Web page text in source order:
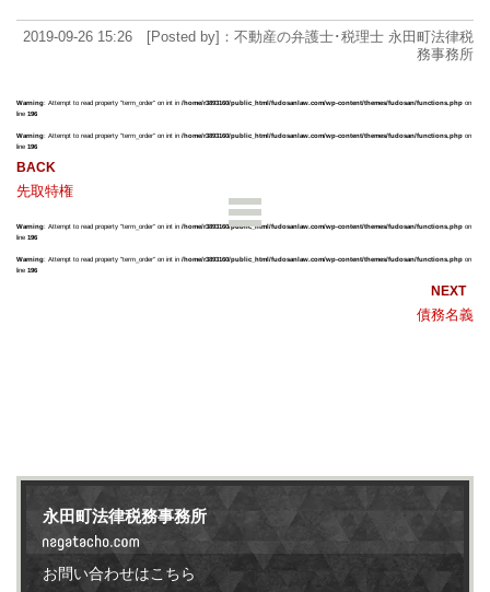
2019-09-26 15:26 [Posted by]：不動産の弁護士･税理士 永田町法律税
務事務所
Warning: Attempt to read property "term_order" on int in /home/r3893160/public_html/fudosanlaw.com/wp-content/themes/fudosan/functions.php on
line 196
Warning: Attempt to read property "term_order" on int in /home/r3893160/public_html/fudosanlaw.com/wp-content/themes/fudosan/functions.php on
line 196
先取特権
Warning: Attempt to read property "term_order" on int in /home/r3893160/public_html/fudosanlaw.com/wp-content/themes/fudosan/functions.php on
line 196
Warning: Attempt to read property "term_order" on int in /home/r3893160/public_html/fudosanlaw.com/wp-content/themes/fudosan/functions.php on
line 196
債務名義
永田町法律税務事務所
お問い合わせはこちら